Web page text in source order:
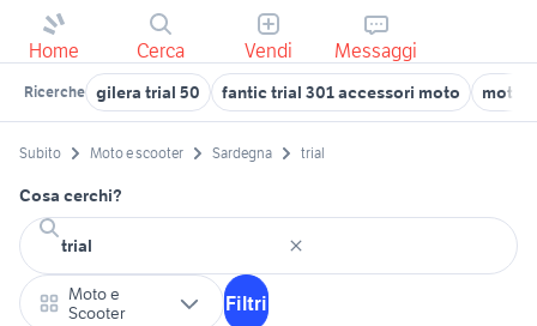
Home Cerca Vendi Messaggi
Ricerche gilera trial 50 fantic trial 301 accessori moto moto
Subito Moto e scooter Sardegna trial
Cosa cerchi?
Moto e
Scooter
Filtri